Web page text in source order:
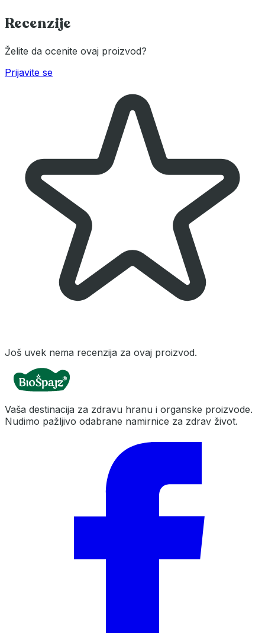
Recenzije
Želite da ocenite ovaj proizvod?
Prijavite se
Još uvek nema recenzija za ovaj proizvod.
Vaša destinacija za zdravu hranu i organske proizvode.
Nudimo pažljivo odabrane namirnice za zdrav život.